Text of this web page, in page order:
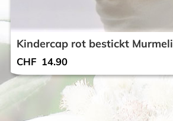
Kindercap rot bestickt Murmeli
CHF 14.90